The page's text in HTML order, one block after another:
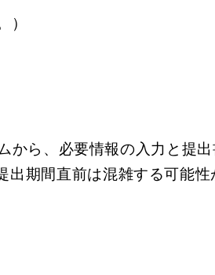
）
ら、必要情報の入力と提
出期間直前は混雑する可能